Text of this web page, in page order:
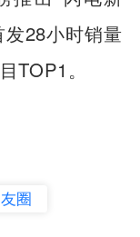
28小时销量
TOP1。
圈